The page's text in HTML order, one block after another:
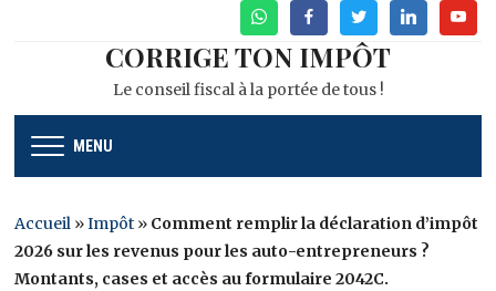
WhatsAppFacebookTwitterLinkedin
CORRIGE TON IMPÔT
Le conseil fiscal à la portée de tous !
MENU
Accueil »Impôt » Comment remplir la déclaration d’impôt
2026 sur les revenus pour les auto-entrepreneurs ?
Montants, cases et accès au formulaire 2042C.